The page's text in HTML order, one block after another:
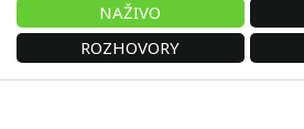
NAŽIVO
ROZHOVORY